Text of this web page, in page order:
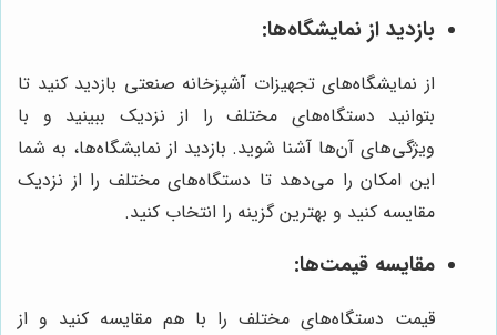
بازدید از نمایشگاه‌ها:
از نمایشگاه‌های تجهیزات آشپزخانه صنعتی بازدید کنید تا
بتوانید دستگاه‌های مختلف را از نزدیک ببینید و با
ویژگی‌های آن‌ها آشنا شوید. بازدید از نمایشگاه‌ها، به شما
این امکان را می‌دهد تا دستگاه‌های مختلف را از نزدیک
مقایسه کنید و بهترین گزینه را انتخاب کنید.
مقایسه قیمت‌ها:
قیمت دستگاه‌های مختلف را با هم مقایسه کنید و از